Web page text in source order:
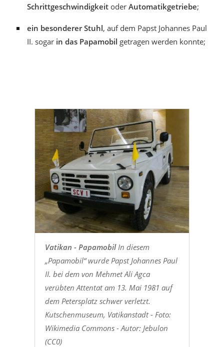
Schrittgeschwindigkeit oder Automatikgetriebe;
ein besonderer Stuhl, auf dem Papst Johannes Paul
II. sogar in das Papamobil getragen werden konnte;
Vatikan - PapamobilIn diesem
„Papamobil“ wurde Papst Johannes Paul
II. bei dem von Mehmet Ali Agca
verübten Attentat am 13. Mai 1981 auf
dem Petersplatz schwer verletzt.
Kutschenmuseum, Vatikanstadt - Foto:
Wikimedia Commons - Autor: Jebulon
(CC0)